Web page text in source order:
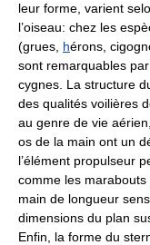
leur forme, varient
l’oiseau: chez les
(grues, hérons,
sont remarquables
cygnes. La structure
des qualités voilières
au genre de vie
os de la main ont un
l’élément propulseur
comme les marabouts
main de longueur
dimensions du plan
Enfin, la forme du